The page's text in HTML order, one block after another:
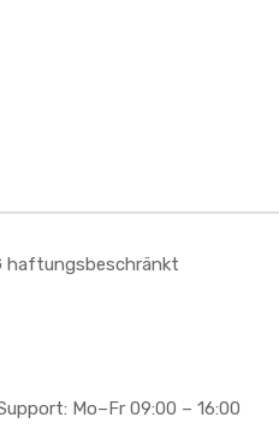
haftungsbeschränkt
Mo–Fr 09:00 – 16:00